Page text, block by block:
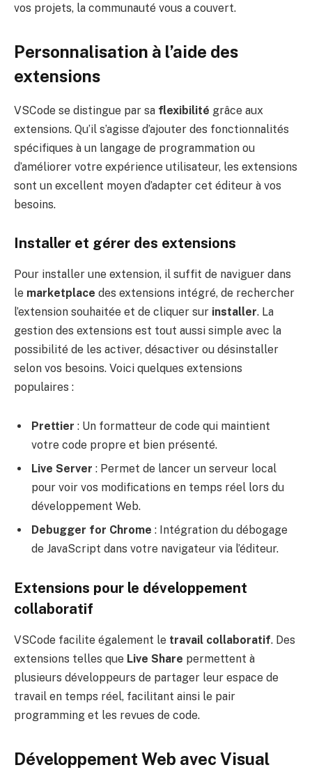
vos projets, la communauté vous a couvert.
Personnalisation à l’aide des
extensions
VSCode se distingue par sa flexibilité grâce aux
extensions. Qu’il s’agisse d’ajouter des fonctionnalités
spécifiques à un langage de programmation ou
d’améliorer votre expérience utilisateur, les extensions
sont un excellent moyen d’adapter cet éditeur à vos
besoins.
Installer et gérer des extensions
Pour installer une extension, il suffit de naviguer dans
le marketplace des extensions intégré, de rechercher
l’extension souhaitée et de cliquer sur installer. La
gestion des extensions est tout aussi simple avec la
possibilité de les activer, désactiver ou désinstaller
selon vos besoins. Voici quelques extensions
populaires :
Prettier : Un formatteur de code qui maintient
votre code propre et bien présenté.
Live Server : Permet de lancer un serveur local
pour voir vos modifications en temps réel lors du
développement Web.
Debugger for Chrome : Intégration du débogage
de JavaScript dans votre navigateur via l’éditeur.
Extensions pour le développement
collaboratif
VSCode facilite également le travail collaboratif. Des
extensions telles que Live Share permettent à
plusieurs développeurs de partager leur espace de
travail en temps réel, facilitant ainsi le pair
programming et les revues de code.
Développement Web avec Visual